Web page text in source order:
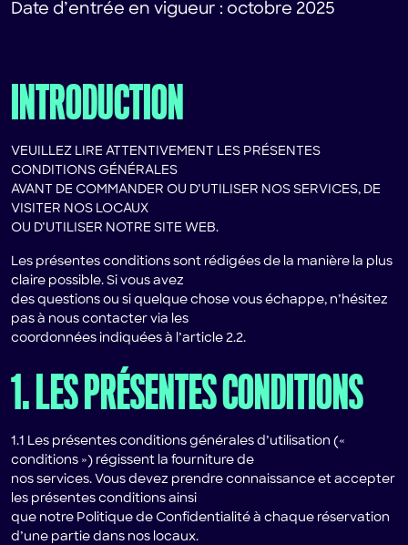
Date d’entrée en vigueur : octobre 2025
INTRODUCTION
VEUILLEZ LIRE ATTENTIVEMENT LES PRÉSENTES
CONDITIONS GÉNÉRALES
AVANT DE COMMANDER OU D’UTILISER NOS SERVICES, DE
VISITER NOS LOCAUX
OU D’UTILISER NOTRE SITE WEB.
Les présentes conditions sont rédigées de la manière la plus
claire possible. Si vous avez
des questions ou si quelque chose vous échappe, n’hésitez
pas à nous contacter via les
coordonnées indiquées à l’article 2.2.
1. LES PRÉSENTES CONDITIONS
1.1 Les présentes conditions générales d’utilisation («
conditions ») régissent la fourniture de
nos services. Vous devez prendre connaissance et accepter
les présentes conditions ainsi
que notre Politique de Confidentialité à chaque réservation
d’une partie dans nos locaux.